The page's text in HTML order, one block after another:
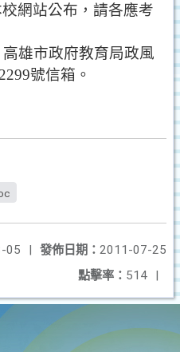
網站公布，請各應考
雄市政府教育局政風
2299號信箱。
發佈日期： 2011-07-25
05
|
點擊率： 514 |